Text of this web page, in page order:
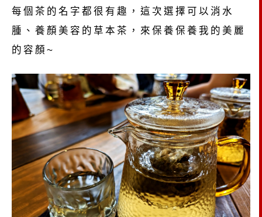
每個茶的名字都很有趣，這次選擇可以消水
腫、養顏美容的草本茶，來保養保養我的美麗
的容顏~